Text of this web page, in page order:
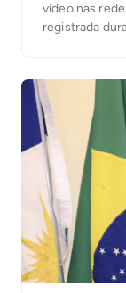
vídeo nas
registrada
destacou a
apoiadores